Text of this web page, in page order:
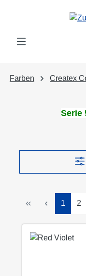
Zum Hauptinhalt
Farben Createx
Serie
Seite
1 2